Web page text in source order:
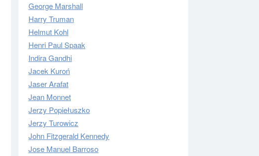
George Marshall
Harry Truman
Helmut Kohl
Henri Paul Spaak
Indira Gandhi
Jacek Kuroń
Jaser Arafat
Jean Monnet
Jerzy Popiełuszko
Jerzy Turowicz
John Fitzgerald Kennedy
Jose Manuel Barroso